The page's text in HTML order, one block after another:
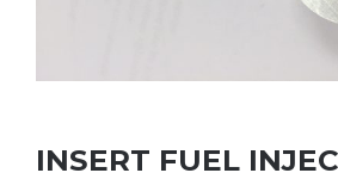
INSERT FUEL